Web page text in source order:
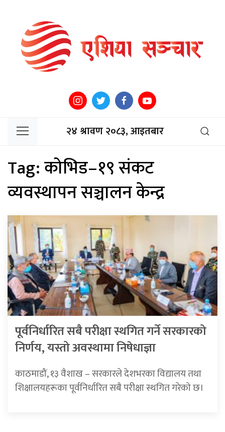
२४ श्रावण २०८३, आइतबार
Tag:कोभिड–१९ संकट
व्यवस्थापन सञ्चालन केन्द्र
पूर्वनिर्धारित सबै परीक्षा स्थगित गर्ने सरकारको
निर्णय, यस्तो अवस्थामा निषेधाज्ञा
काठमाडौं, १३ वैशाख – सरकारले देशभरका विद्यालय तथा
शिक्षालयहरूका पूर्वनिर्धारित सबै परीक्षा स्थगित गरेको छ।